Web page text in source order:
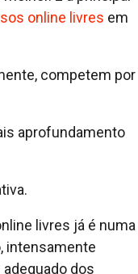
online livres em
competem por
aprofundamento
livres já é numa
intensamente
dos